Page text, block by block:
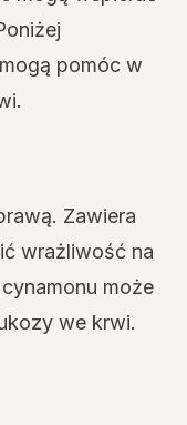
pomóc w
Zawiera
wrażliwość na
może
we krwi.